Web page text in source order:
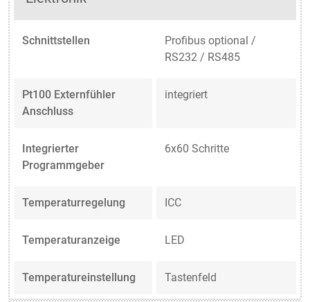
Schnittstellen
Profibus optional /
RS232 / RS485
Pt100 Externfühler
Anschluss
integriert
Integrierter
Programmgeber
6x60 Schritte
Temperaturregelung ICC
Temperaturanzeige LED
Temperatureinstellung Tastenfeld